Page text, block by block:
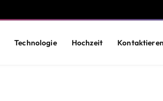
Technologie Hochzeit